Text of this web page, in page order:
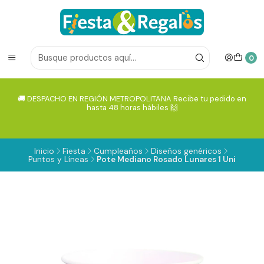
0
🚚 DESPACHO EN REGIÓN METROPOLITANA Recibe tu pedido en
hasta 48 horas hábiles 🙌
Inicio Fiesta Cumpleaños
Diseños genéricos
Puntos y Líneas
Pote Mediano Rosado Lunares 1 Uni